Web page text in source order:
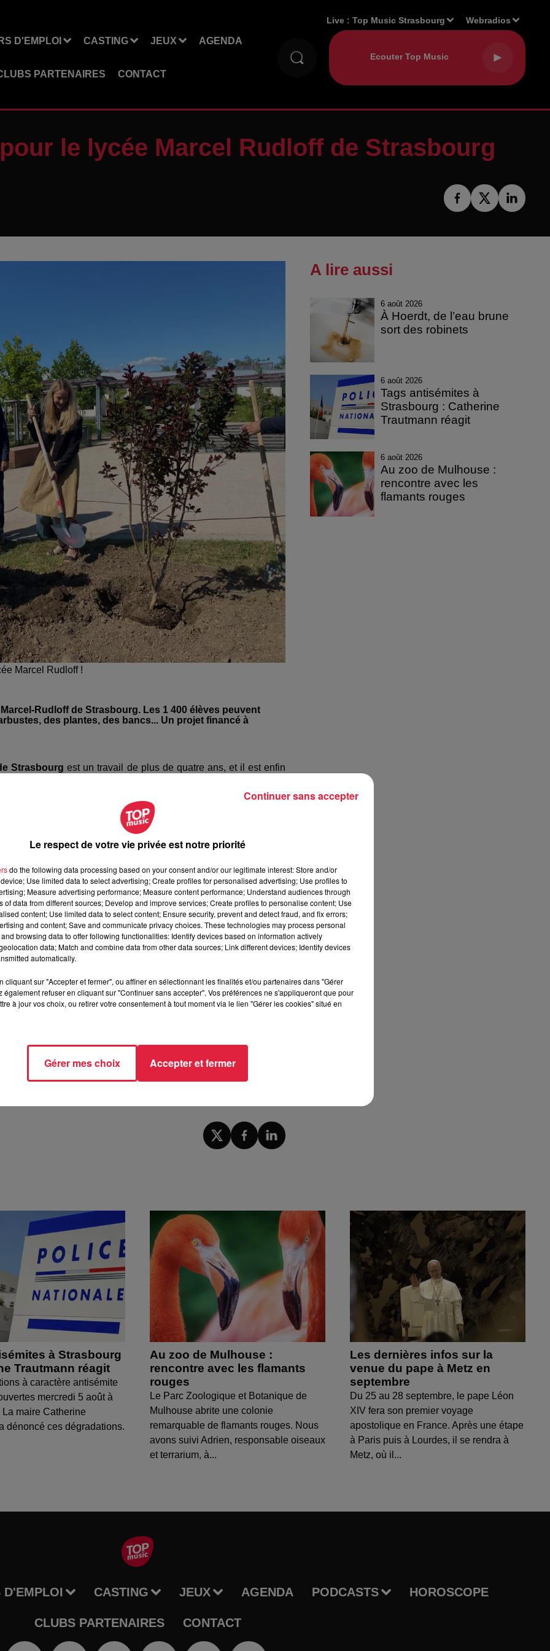
D'EMPLOI CASTING JEUX AGENDA
PARTENAIRES CONTACT
Live :Top Music Strasbourg Webradios
le lycée Marcel Rudloff de Strasbourg
Marcel Rudloff !
Rudloff de Strasbourg. Les 1 400 élèves peuvent
des plantes, des bancs... Un projet financé à
Strasbourgest un travail de plus de quatre ans, et il est enfin
Personne n’allait là, les élèves ne
dehors
Rodolphe Raffin-Marchetti, proviseur de
C’est devenu un espace vert, un vrai lieu de
Lycéen vertà l’initiative du projet.
estivales, ce nouvel espace de pause arboréaméliorera le
«Être autour de la nature, dans un espace ouvert végétalisé,
à l’extérieur, on pourra aller plus loin avec pourquoi pasun
de la commission en charge de l'enseignement supérieur du
de ces travaux de végétalisation. La Région compte
a réalisé ses études à l’Institut Européen de Journalisme à
Top Music, elle sillonne l’Alsace pour vous partager l’actu
ou des bons plans.
A lire aussi
6 août 2026
À Hoerdt, de l’eau brune
sort des robinets
6 août 2026
Tags antisémites à
Strasbourg : Catherine
Trautmann réagit
6 août 2026
Au zoo de Mulhouse :
rencontre avec les
flamants rouges
à Strasbourg
Trautmann réagit
à caractère antisémite
mercredi 5 août à
La maire Catherine
dénoncé ces dégradations.
Au zoo de Mulhouse :
rencontre avec les flamants
rouges
Le Parc Zoologique et Botanique de
Mulhouse abrite une colonie
remarquable de flamants rouges. Nous
avons suivi Adrien, responsable oiseaux
et terrarium, à...
Les dernières infos sur la
venue du pape à Metz en
septembre
Du 25 au 28 septembre, le pape Léon
XIV fera son premier voyage
apostolique en France. Après une étape
à Paris puis à Lourdes, il se rendra à
Metz, où il...
D'EMPLOI CASTING JEUX AGENDA PODCASTS HOROSCOPE
CLUBS PARTENAIRES CONTACT
Le respect de votre vie privée est notre priorité
do the following data processing based on your consent and/or our legitimate interest: Store and/or
Use limited data to select advertising; Create profiles for personalised advertising; Use profiles to
Measure advertising performance; Measure content performance; Understand audiences through
of data from different sources; Develop and improve services; Create profiles to personalise content; Use
content; Use limited data to select content; Ensure security, prevent and detect fraud, and fix errors;
and content; Save and communicate privacy choices. These technologies may process personal
browsing data to offer following functionalities: Identify devices based on information actively
data; Match and combine data from other data sources; Link different devices; Identify devices
automatically.
cliquant sur "Accepter et fermer", ou affiner en sélectionnant les finalités et/ou partenaires dans "Gérer
également refuser en cliquant sur "Continuer sans accepter". Vos préférences ne s'appliqueront que pour
à jour vos choix, ou retirer votre consentement à tout moment via le lien "Gérer les cookies" situé en
Gérer mes choix Accepter et fermer
Continuer sans accepter